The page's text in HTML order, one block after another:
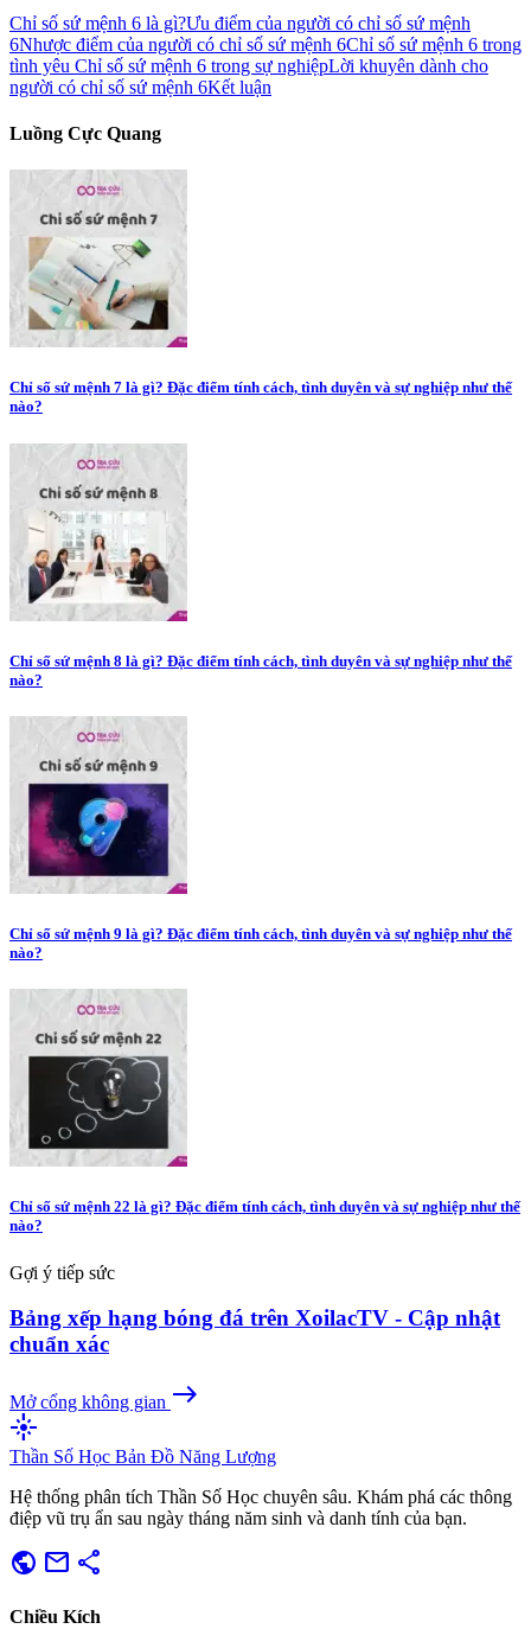
Chỉ số sứ mệnh 6 là gì?Ưu điểm của người có chỉ số sứ mệnh
6Nhược điểm của người có chỉ số sứ mệnh 6Chỉ số sứ mệnh 6 trong
tình yêu Chỉ số sứ mệnh 6 trong sự nghiệpLời khuyên dành cho
người có chỉ số sứ mệnh 6Kết luận
Luồng Cực Quang
Chỉ số sứ mệnh 7 là gì? Đặc điểm tính cách, tình duyên và sự nghiệp như thế
nào?
Chỉ số sứ mệnh 8 là gì? Đặc điểm tính cách, tình duyên và sự nghiệp như thế
nào?
Chỉ số sứ mệnh 9 là gì? Đặc điểm tính cách, tình duyên và sự nghiệp như thế
nào?
Chỉ số sứ mệnh 22 là gì? Đặc điểm tính cách, tình duyên và sự nghiệp như thế
nào?
Gợi ý tiếp sức
Bảng xếp hạng bóng đá trên XoilacTV - Cập nhật
chuẩn xác
Mở cổng không gian east
flare
Thần Số Học Bản Đồ Năng Lượng
Hệ thống phân tích Thần Số Học chuyên sâu. Khám phá các thông
điệp vũ trụ ẩn sau ngày tháng năm sinh và danh tính của bạn.
public mail share
Chiều Kích